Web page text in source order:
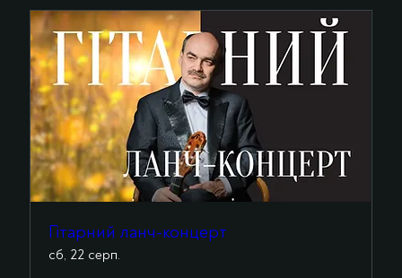
Гітарний ланч-концерт
сб, 22 серп.